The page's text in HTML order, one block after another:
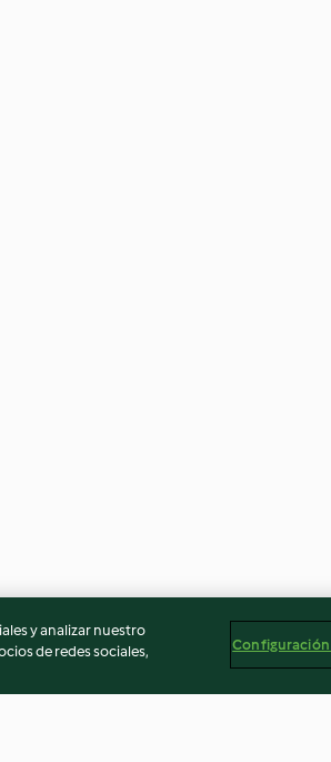
y analizar nuestro
de redes sociales,
Configuración